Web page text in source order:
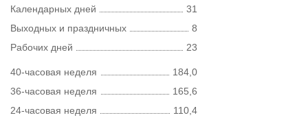
Календарных дней
31
Выходных и праздничных
8
Рабочих дней
23
40-часовая неделя
184,0
36-часовая неделя
165,6
24-часовая неделя
110,4